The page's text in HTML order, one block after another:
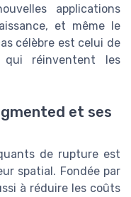
applications
et même le
célèbre est celui de
réinventent les
et ses
de rupture est
spatial. Fondée par
à réduire les coûts